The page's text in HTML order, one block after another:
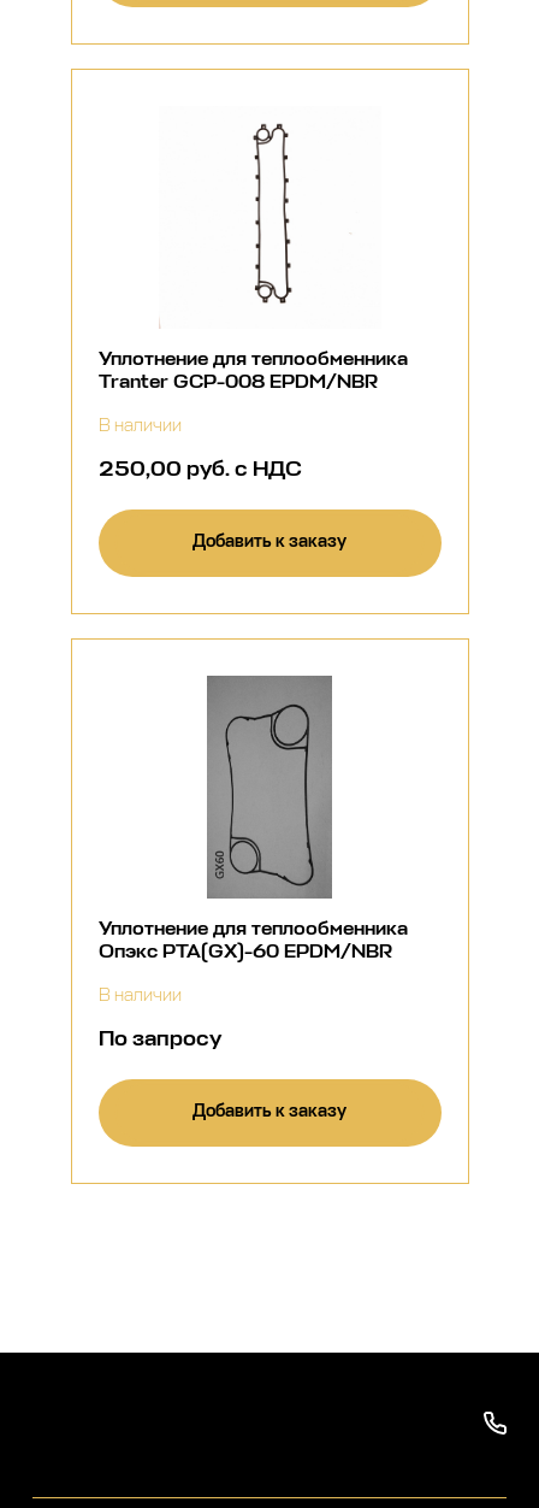
Уплотнение для теплообменника
Tranter GCP-008 EPDM/NBR
В наличии
250,00 руб. с НДС
Добавить к заказу
Уплотнение для теплообменника
Опэкс РТА(GX)-60 EPDM/NBR
В наличии
По запросу
Добавить к заказу